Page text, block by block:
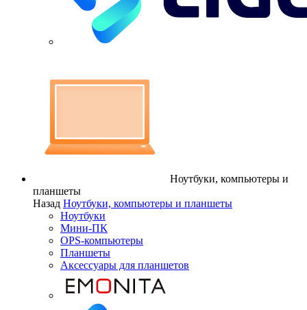
Ноутбуки, компьютеры и
планшеты
Назад Ноутбуки, компьютеры и планшеты
Ноутбуки
Мини-ПК
OPS-компьютеры
Планшеты
Аксессуары для планшетов